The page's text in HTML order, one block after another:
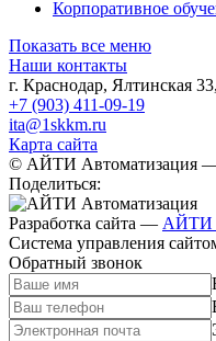
Корпоративное
Показать все меню
Наши контакты
г. Краснодар, Ялтинская
+7 (903) 411-09-19
ita@1skkm.ru
Карта сайта
© АЙТИ Автоматизация —
Поделиться:
Разработка сайта — АЙТИ
Система управления
Обратный звонок